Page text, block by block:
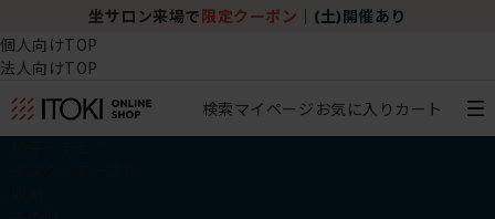
坐サロン来場で 限定クーポン (土)開催あり
個人向けTOP
法人向けTOP
検索マイページ お気に入り カート